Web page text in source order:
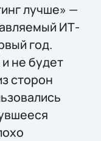
лучше» —
ИТ-
год.
не будет
сторон